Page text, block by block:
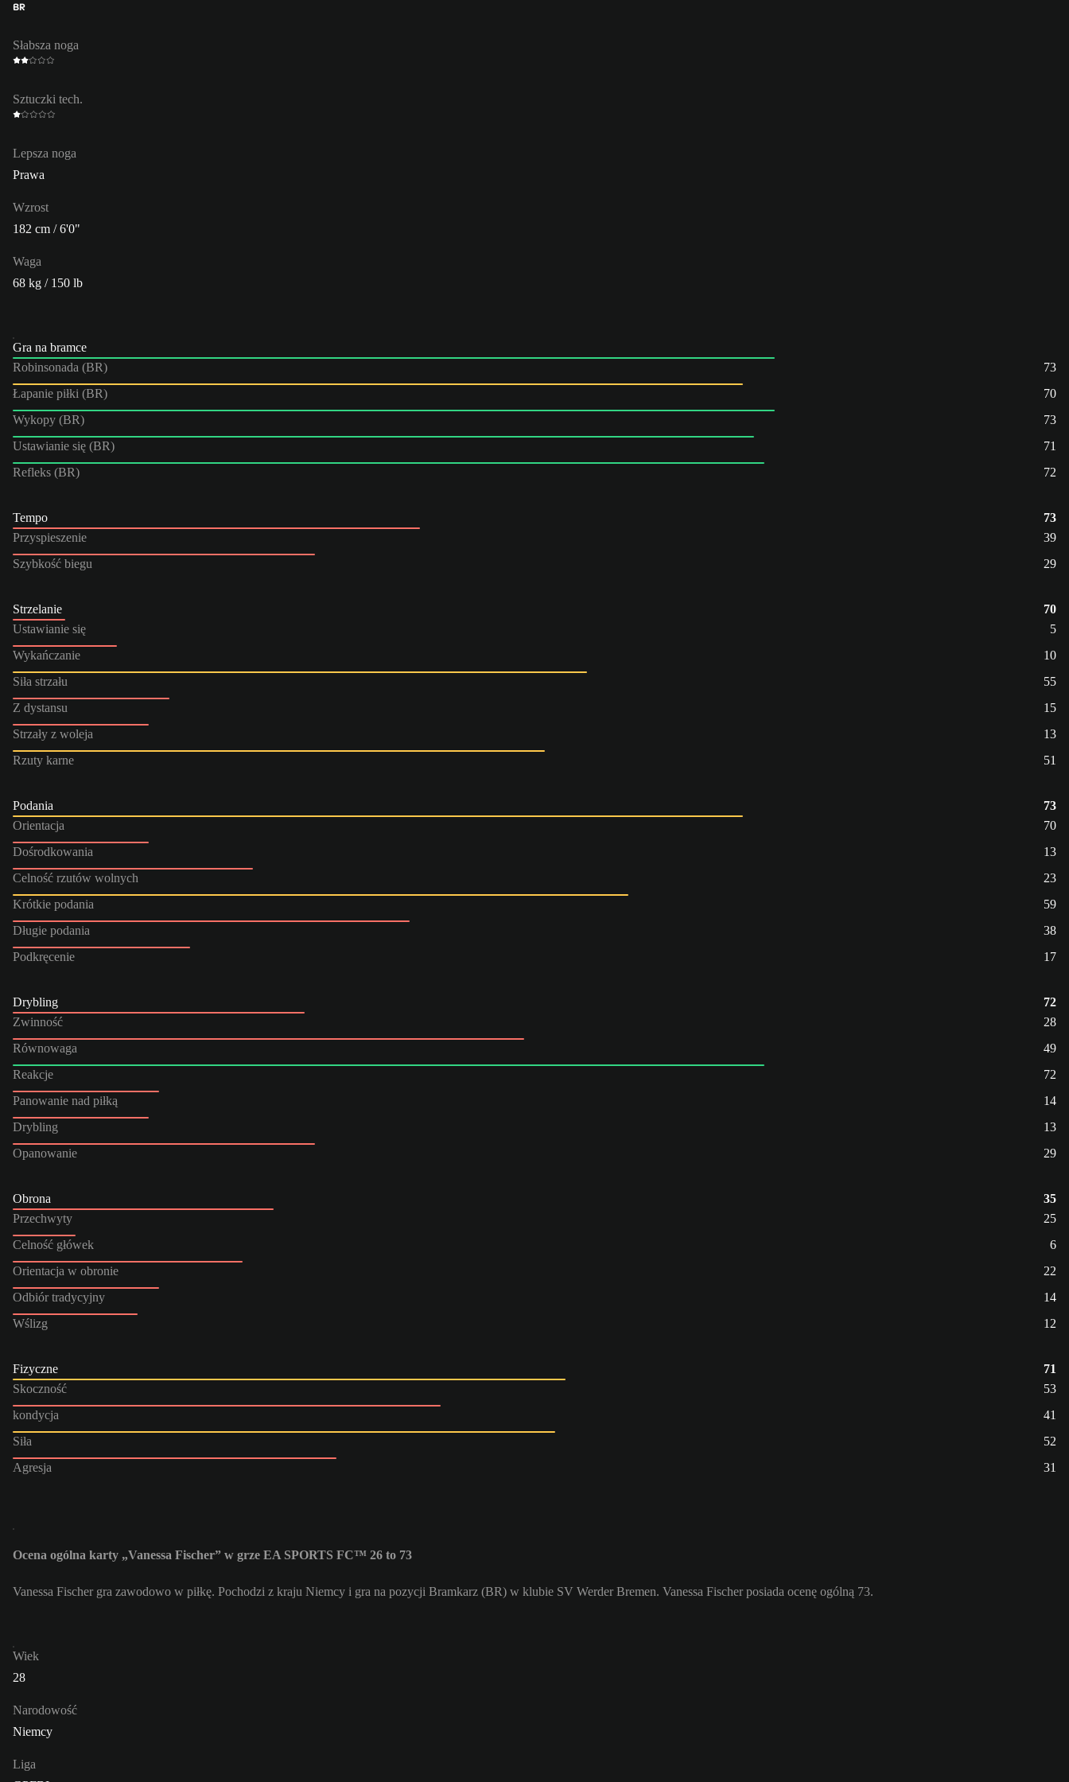
BR
Słabsza noga
Sztuczki tech.
Lepsza noga
Prawa
Wzrost
182 cm / 6'0"
Waga
68 kg / 150 lb
Gra na bramce
Robinsonada (BR)
73
Łapanie piłki (BR)
70
Wykopy (BR)
73
Ustawianie się (BR)
71
Refleks (BR)
72
Tempo
73
Przyspieszenie
39
Szybkość biegu
29
Strzelanie
70
Ustawianie się
5
Wykańczanie
10
Siła strzału
55
Z dystansu
15
Strzały z woleja
13
Rzuty karne
51
Podania
73
Orientacja
70
Dośrodkowania
13
Celność rzutów wolnych
23
Krótkie podania
59
Długie podania
38
Podkręcenie
17
Drybling
72
Zwinność
28
Równowaga
49
Reakcje
72
Panowanie nad piłką
14
Drybling
13
Opanowanie
29
Obrona
35
Przechwyty
25
Celność główek
6
Orientacja w obronie
22
Odbiór tradycyjny
14
Wślizg
12
Fizyczne
71
Skoczność
53
kondycja
41
Siła
52
Agresja
31
Ocena ogólna karty „Vanessa Fischer” w grze EA SPORTS FC™ 26 to 73
Vanessa Fischer gra zawodowo w piłkę. Pochodzi z kraju Niemcy i gra na pozycji Bramkarz (BR) w klubie SV Werder Bremen. Vanessa Fischer posiada ocenę ogólną 73.
Wiek
28
Narodowość
Niemcy
Liga